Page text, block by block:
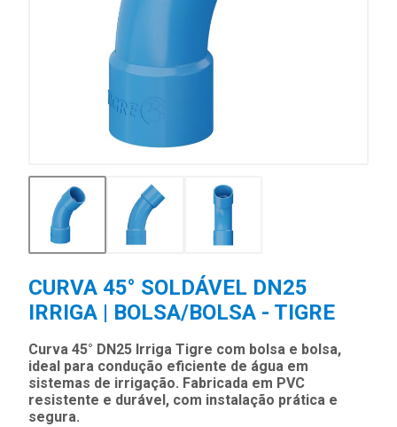
CURVA 45° SOLDÁVEL DN25
IRRIGA | BOLSA/BOLSA - TIGRE
Curva 45° DN25 Irriga Tigre com bolsa e bolsa,
ideal para condução eficiente de água em
sistemas de irrigação. Fabricada em PVC
resistente e durável, com instalação prática e
segura.